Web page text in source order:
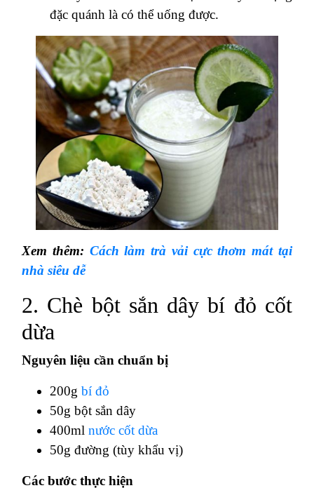
đặc quánh là có thể uống được.
Xem thêm: Cách làm trà vải cực thơm mát tại
nhà siêu dễ
2. Chè bột sắn dây bí đỏ cốt
dừa
Nguyên liệu cần chuẩn bị
200g bí đỏ
50g bột sắn dây
400ml nước cốt dừa
50g đường (tùy khẩu vị)
Các bước thực hiện